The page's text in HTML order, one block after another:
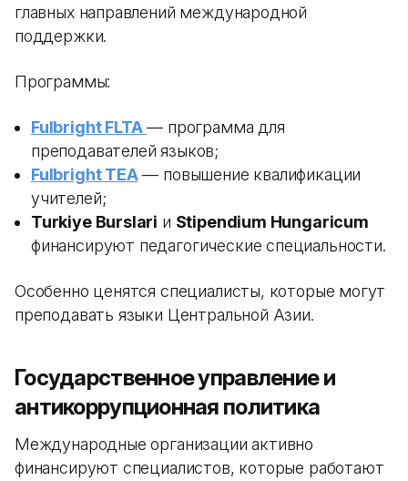
главных направлений международной
поддержки.
Программы:
Fulbright FLTA — программа для
преподавателей языков;
Fulbright TEA— повышение квалификации
учителей;
Turkiye Burslari и Stipendium Hungaricum
финансируют педагогические специальности.
Особенно ценятся специалисты, которые могут
преподавать языки Центральной Азии.
Государственное управление и
антикоррупционная политика
Международные организации активно
финансируют специалистов, которые работают